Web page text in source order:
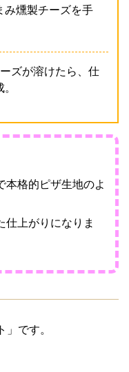
み燻製チーズを手
ズが溶けたら、仕
本格的ピザ生地のよ
仕上がりになりま
です。